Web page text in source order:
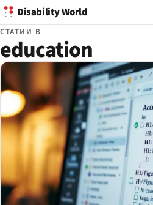
Disability World
СТАТИИ В
education